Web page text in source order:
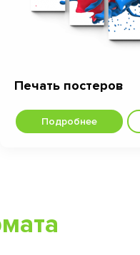
Печать постеров
Подробнее